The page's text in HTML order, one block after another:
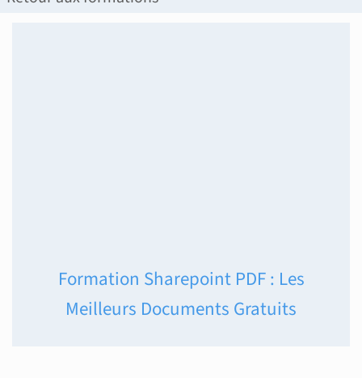
Formation Sharepoint PDF : Les
Meilleurs Documents Gratuits